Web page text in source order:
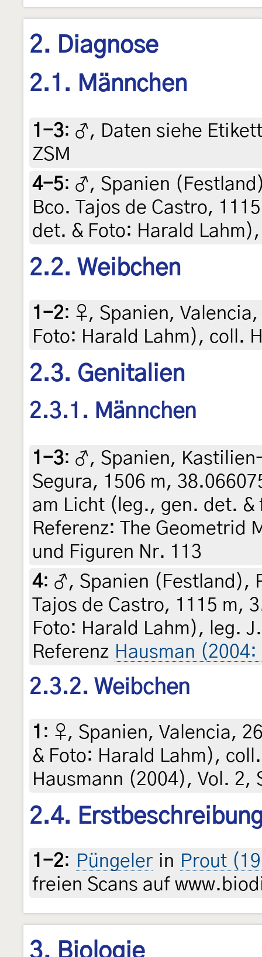
2. Diagnose
2.1. Männchen
1-3: ♂, Daten siehe
ZSM
4-5: ♂, Spanien
Bco. Tajos de Castro,
det. & Foto: Harald
2.2. Weibchen
1-2: ♀, Spanien,
Foto: Harald Lahm), coll.
2.3. Genitalien
2.3.1. Männchen
1-3: ♂, Spanien,
Segura, 1506 m,
am Licht (leg., gen. det.
Referenz: The Geometrid
und Figuren Nr. 113
4: ♂, Spanien (Festland),
Tajos de Castro, 1115 m,
Foto: Harald Lahm), leg.
Referenz Hausman
2.3.2. Weibchen
1 : ♀, Spanien, Valencia,
& Foto: Harald Lahm),
Hausmann (2004), Vol. 2,
2.4.
1-2: Püngeler in Prout
freien Scans auf
3. Biologie